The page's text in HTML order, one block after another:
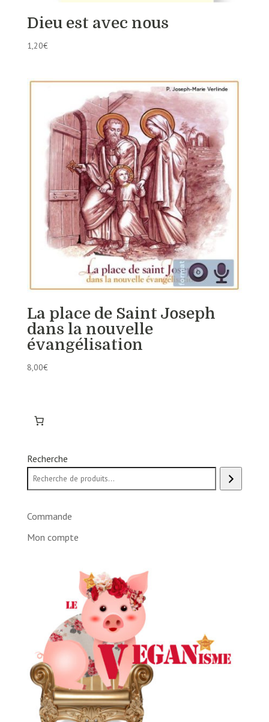
Dieu est avec nous
1,20€
La place de Saint Joseph
dans la nouvelle
évangélisation
8,00€
Recherche
Commande
Mon compte